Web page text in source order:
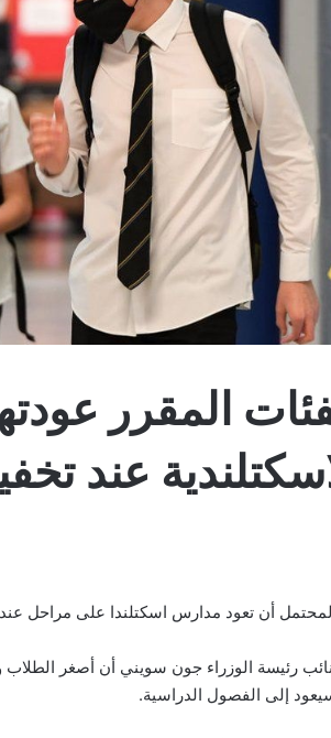
المقرر
عند
أن تعود مدارس اسكتلندا على مراحل
رئيسة الوزراء جون سويني أن أصغر الطلاب
إلى الفصول الدراسية.